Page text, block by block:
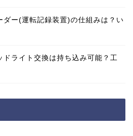
ダー(運転記録装置)の仕組みは？い
ドライト交換は持ち込み可能？工